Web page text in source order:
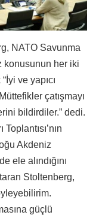
NATO Savunma
konusunun her iki
ve yapıcı
çatışmayı
bildirdiler.” dedi.
Akdeniz
ele alındığını
Stoltenberg,
güçlü